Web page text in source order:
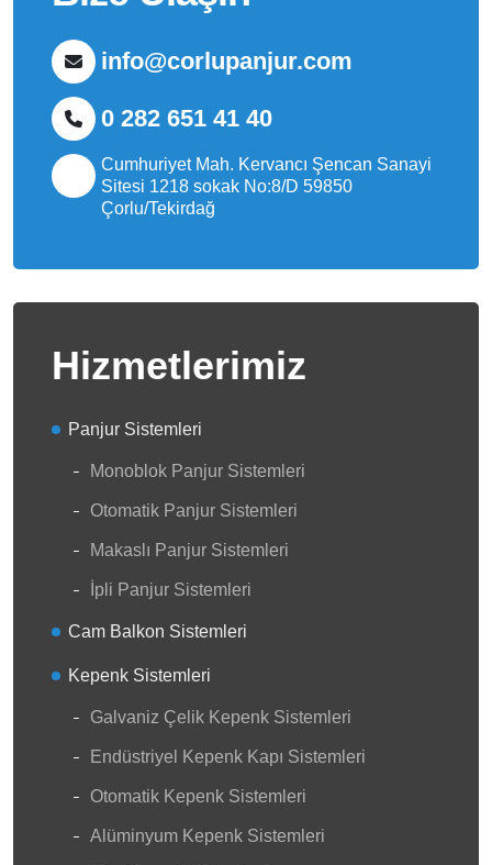
info@corlupanjur.com
0 282 651 41 40
Cumhuriyet Mah. Kervancı Şencan Sanayi
Sitesi 1218 sokak No:8/D 59850
Çorlu/Tekirdağ
Hizmetlerimiz
Panjur Sistemleri
Monoblok Panjur Sistemleri
Otomatik Panjur Sistemleri
Makaslı Panjur Sistemleri
İpli Panjur Sistemleri
Cam Balkon Sistemleri
Kepenk Sistemleri
Galvaniz Çelik Kepenk Sistemleri
Endüstriyel Kepenk Kapı Sistemleri
Otomatik Kepenk Sistemleri
Alüminyum Kepenk Sistemleri